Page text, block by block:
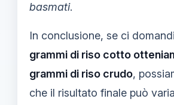
basmati.
In conclusione, se ci
grammi di riso cotto
grammi di riso crudo,
che il risultato finale può